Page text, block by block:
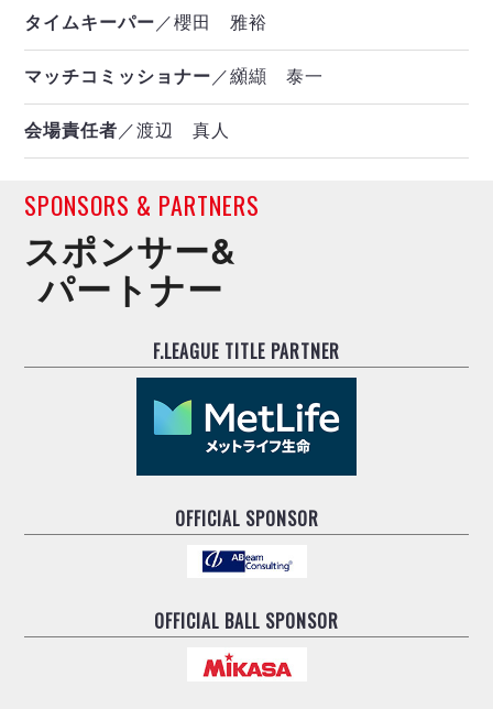
タイムキーパー ／櫻田 雅裕
マッチコミッショナー ／纐纈 泰一
会場責任者 ／渡辺 真人
SPONSORS & PARTNERS
スポンサー&
パートナー
F.LEAGUE TITLE PARTNER
OFFICIAL SPONSOR
OFFICIAL BALL SPONSOR